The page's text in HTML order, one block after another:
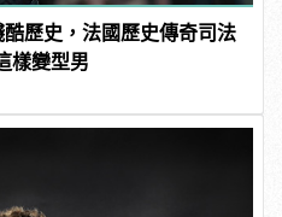
酷歷史，法國歷史傳奇司法
樣變型男